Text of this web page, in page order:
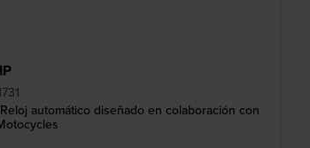
automático diseñado en colaboración con